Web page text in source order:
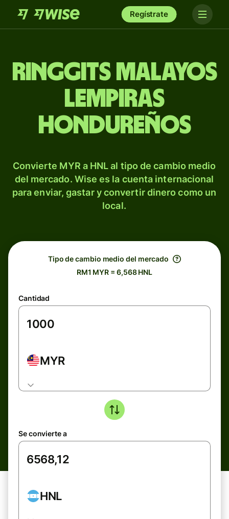
Regístrate
Ringgits malayos
lempiras
hondureños
Convierte MYR a HNL al tipo de cambio medio
del mercado. Wise es la cuenta internacional
para enviar, gastar y convertir dinero como un
local.
Tipo de cambio medio del mercado
RM1 MYR = 6,568 HNL
Cantidad
MYR
Se convierte a
HNL